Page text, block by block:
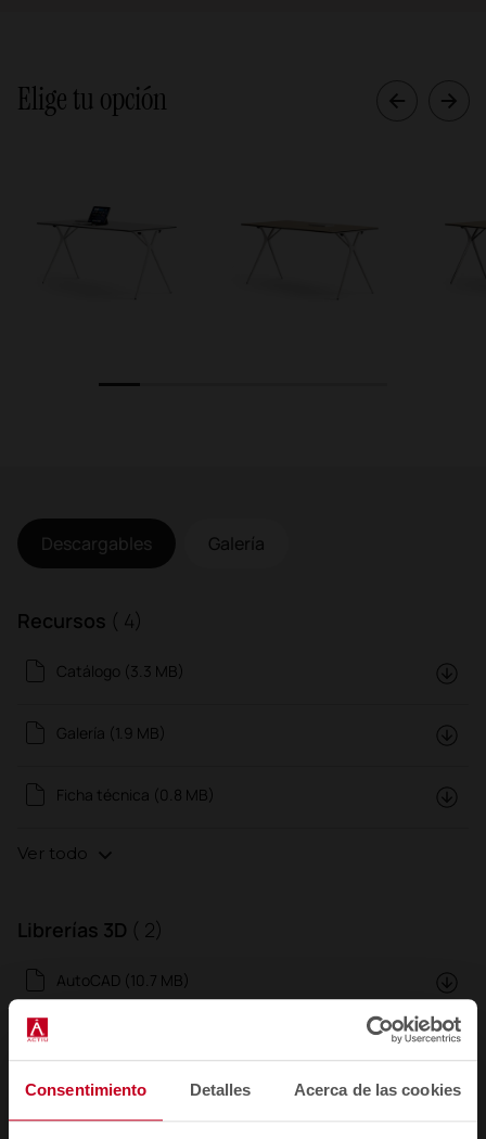
Consentimiento Detalles Acerca de las cookies
Elige tu opción
Descargables Galería
Recursos ( 4)
Catálogo (3.3 MB)
Galería (1.9 MB)
Ficha técnica (0.8 MB)
Ver todo
Librerías 3D ( 2)
AutoCAD (10.7 MB)
Certificados( 1)